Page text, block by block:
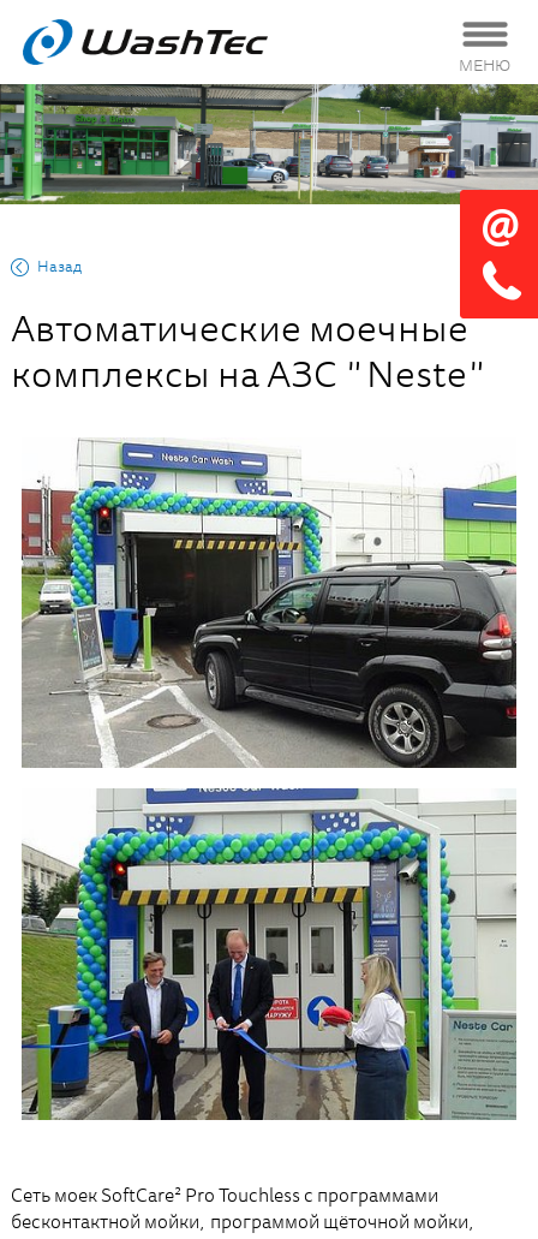
МЕНЮ
Назад
Автоматические моечные
комплексы на АЗС "Neste"
Сеть моек SoftCare² Pro Touchless с программами
бесконтактной мойки, программой щёточной мойки,